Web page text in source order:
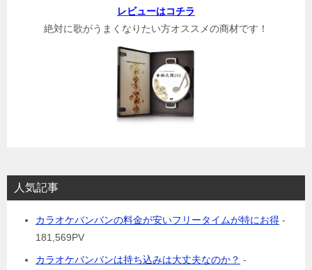
レビューはコチラ
絶対に歌がうまくなりたい方オススメの商材です！
人気記事
カラオケバンバンの料金が安いフリータイムが特にお得 -
181,569PV
カラオケバンバンは持ち込みは大丈夫なのか？ -